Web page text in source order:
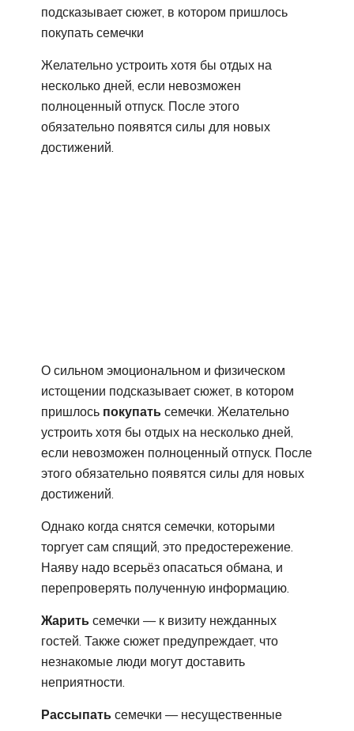
подсказывает сюжет, в котором пришлось
покупать семечки
Желательно устроить хотя бы отдых на
несколько дней, если невозможен
полноценный отпуск. После этого
обязательно появятся силы для новых
достижений.
О сильном эмоциональном и физическом
истощении подсказывает сюжет, в котором
пришлось покупать семечки. Желательно
устроить хотя бы отдых на несколько дней,
если невозможен полноценный отпуск. После
этого обязательно появятся силы для новых
достижений.
Однако когда снятся семечки, которыми
торгует сам спящий, это предостережение.
Наяву надо всерьёз опасаться обмана, и
перепроверять полученную информацию.
Жарить семечки — к визиту нежданных
гостей. Также сюжет предупреждает, что
незнакомые люди могут доставить
неприятности.
Рассыпать семечки — несущественные